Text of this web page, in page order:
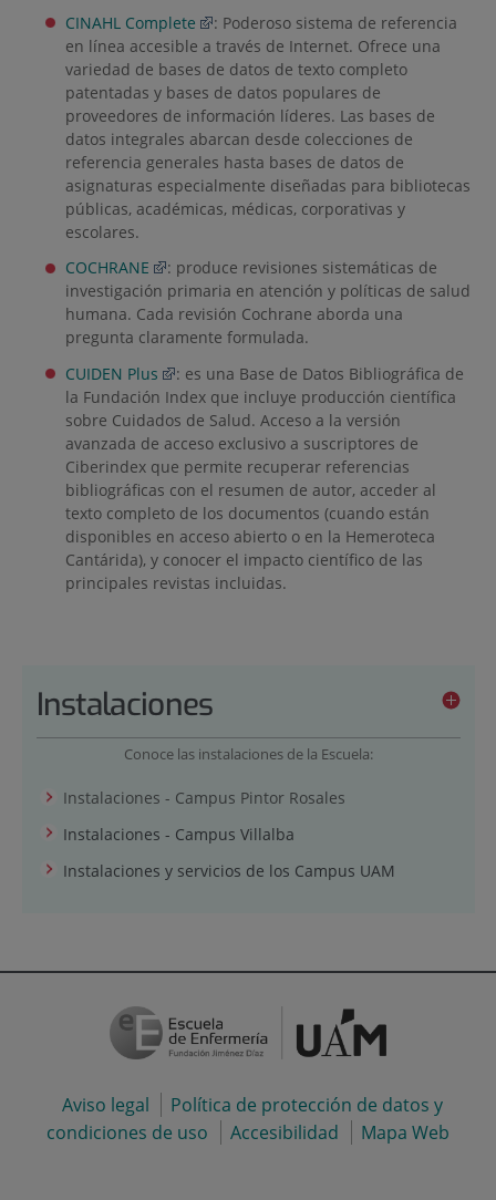
CINAHL Complete
: Poderoso sistema de referencia
en línea accesible a través de Internet. Ofrece una
variedad de bases de datos de texto completo
patentadas y bases de datos populares de
proveedores de información líderes. Las bases de
datos integrales abarcan desde colecciones de
referencia generales hasta bases de datos de
asignaturas especialmente diseñadas para bibliotecas
públicas, académicas, médicas, corporativas y
escolares.
COCHRANE
: produce revisiones sistemáticas de
investigación primaria en atención y políticas de salud
humana. Cada revisión Cochrane aborda una
pregunta claramente formulada.
CUIDEN Plus
: es una Base de Datos Bibliográfica de
la Fundación Index que incluye producción científica
sobre Cuidados de Salud. Acceso a la versión
avanzada de acceso exclusivo a suscriptores de
Ciberindex que permite recuperar referencias
bibliográficas con el resumen de autor, acceder al
texto completo de los documentos (cuando están
disponibles en acceso abierto o en la Hemeroteca
Cantárida), y conocer el impacto científico de las
principales revistas incluidas.
Instalaciones
Conoce las instalaciones de la Escuela:
Instalaciones - Campus Pintor Rosales
Instalaciones - Campus Villalba
Instalaciones y servicios de los Campus UAM
Aviso legal
Política de protección de datos y
condiciones de uso
Accesibilidad Mapa Web